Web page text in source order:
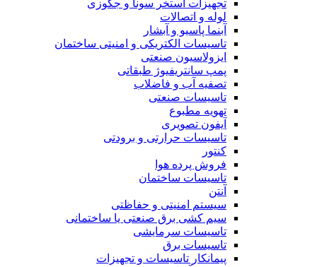
تجهیزات استخر سونا و جکوزی
لوله و اتصالات
آبنما پاسیو و آبشار
تاسیسات الکتریکی و امنیتی ساختمان
ایزولاسیون صنعتی
پمپ سانتریفیوژ طبقاتی
تصفیه آب و فاضلاب
تاسیسات صنعتی
تهویه مطبوع
آیفون تصویری
تاسیسات حرارتی و برودتی
کنتور
فروش پرده هوا
تاسیسات ساختمان
آنتن
سیستم امنیتی و حفاظتی
سیم کشی برق صنعتی یا ساختمانی
تاسیسات سرمایشی
تاسیسات برق
پیمانکار تاسیسات و تجهیزات